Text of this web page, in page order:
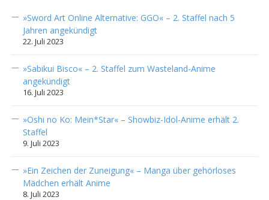
»Sword Art Online Alternative: GGO« – 2. Staffel nach 5
Jahren angekündigt
22. Juli 2023
»Sabikui Bisco« – 2. Staffel zum Wasteland-Anime
angekündigt
16. Juli 2023
»Oshi no Ko: Mein*Star« – Showbiz-Idol-Anime erhält 2.
Staffel
9. Juli 2023
»Ein Zeichen der Zuneigung« – Manga über gehörloses
Mädchen erhält Anime
8. Juli 2023